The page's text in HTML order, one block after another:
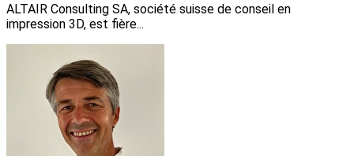
ALTAIR Consulting SA, société suisse de conseil en
impression 3D, est fière...